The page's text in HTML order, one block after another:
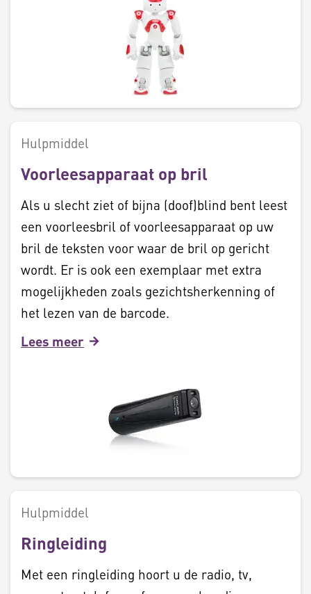
Hulpmiddel
Voorleesapparaat op bril
Als u slecht ziet of bijna (doof)blind bent leest
een voorleesbril of voorleesapparaat op uw
bril de teksten voor waar de bril op gericht
wordt. Er is ook een exemplaar met extra
mogelijkheden zoals gezichtsherkenning of
het lezen van de barcode.
Lees meer
Hulpmiddel
Ringleiding
Met een ringleiding hoort u de radio, tv,